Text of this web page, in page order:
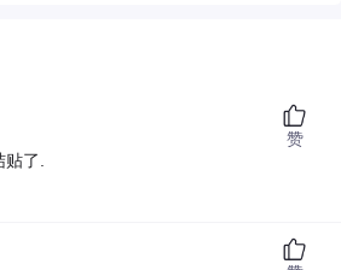
贴了.
赞